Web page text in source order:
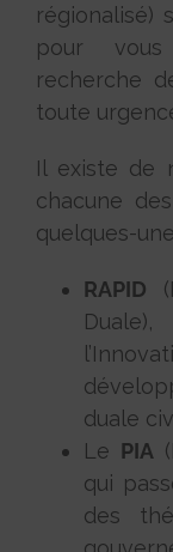
régionalisé)
pour
recherche
toute
Il existe de
chacune
quelques-
RAPID
duale
Le PIA
qui
des